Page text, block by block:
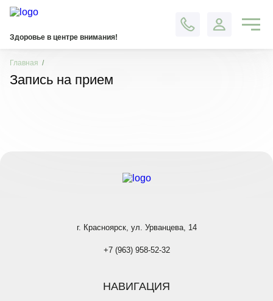
Здоровье в центре внимания!
Контакты
Главная
Запись на прием
г. Красноярск, ул. Урванцева, 14
+7 (963) 958-52-32
НАВИГАЦИЯ